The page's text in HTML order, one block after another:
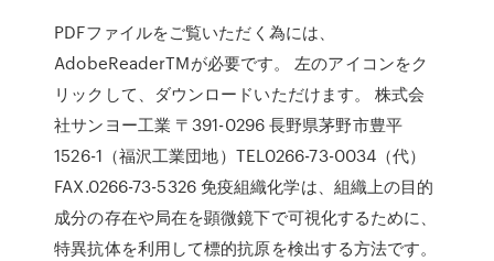
PDFファイルをご覧いただく為には、
AdobeReaderTMが必要です。 左のアイコンをク
リックして、ダウンロードいただけます。 株式会
社サンヨー工業 〒391-0296 長野県茅野市豊平
1526-1（福沢工業団地）TEL0266-73-0034（代）
FAX.0266-73-5326 免疫組織化学は、組織上の目的
成分の存在や局在を顕微鏡下で可視化するために、
特異抗体を利用して標的抗原を検出する方法です。